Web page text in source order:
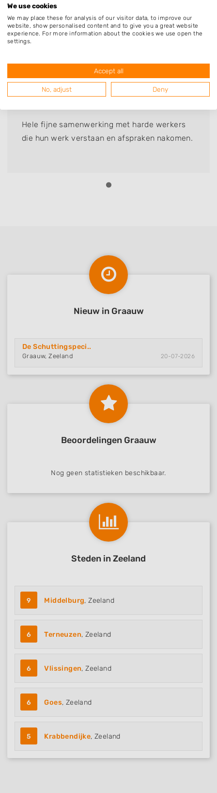
Deze mensen gingen u voor
Richard Jullien Trip
Hele fijne samenwerking met harde werkers
die hun werk verstaan en afspraken nakomen.
Nieuw in Graauw
De Schuttingspeci..
Graauw, Zeeland 20-07-2026
Beoordelingen Graauw
Nog geen statistieken beschikbaar.
Steden in Zeeland
9 Middelburg, Zeeland
6 Terneuzen, Zeeland
6 Vlissingen, Zeeland
6 Goes, Zeeland
5 Krabbendijke, Zeeland
We use cookies
We may place these for analysis of our visitor data, to improve our
website, show personalised content and to give you a great website
experience. For more information about the cookies we use open the
settings.
Accept all
No, adjust Deny